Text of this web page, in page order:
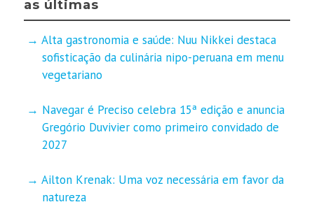
as últimas
Alta gastronomia e saúde: Nuu Nikkei destaca
sofisticação da culinária nipo-peruana em menu
vegetariano
Navegar é Preciso celebra 15ª edição e anuncia
Gregório Duvivier como primeiro convidado de
2027
Ailton Krenak: Uma voz necessária em favor da
natureza